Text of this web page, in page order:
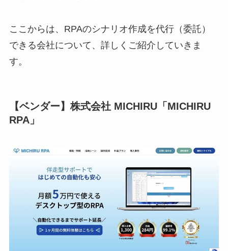
ここからは、RPAのシナリオ作成を代行（委託）
できる会社について、詳しくご紹介していきま
す。
【ベンダー】株式会社 MICHIRU「MICHIRU
RPA」